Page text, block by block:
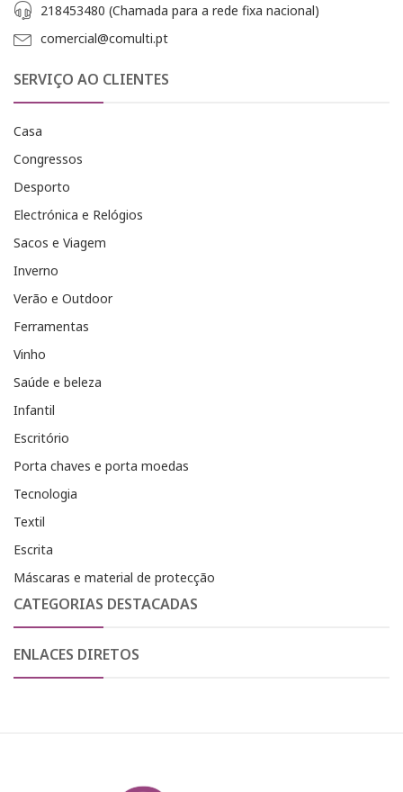
218453480 (Chamada para a rede fixa nacional)
comercial@comulti.pt
SERVIÇO AO CLIENTES
Casa
Congressos
Desporto
Electrónica e Relógios
Sacos e Viagem
Inverno
Verão e Outdoor
Ferramentas
Vinho
Saúde e beleza
Infantil
Escritório
Porta chaves e porta moedas
Tecnologia
Textil
Escrita
Máscaras e material de protecção
CATEGORIAS DESTACADAS
ENLACES DIRETOS